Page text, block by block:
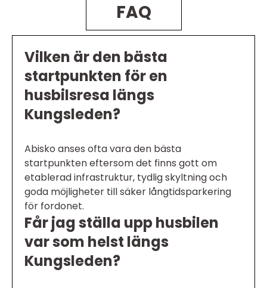
FAQ
Vilken är den bästa
startpunkten för en
husbilsresa längs
Kungsleden?
Abisko anses ofta vara den bästa
startpunkten eftersom det finns gott om
etablerad infrastruktur, tydlig skyltning och
goda möjligheter till säker långtidsparkering
för fordonet.
Får jag ställa upp husbilen
var som helst längs
Kungsleden?